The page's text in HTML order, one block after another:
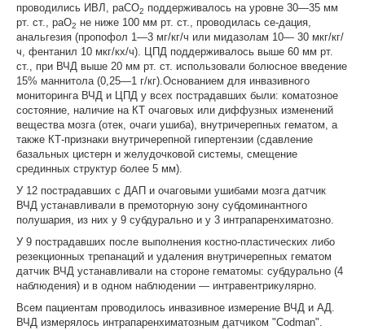
проводились ИВЛ, раСО2 поддерживалось на уровне 30—35 мм
рт. ст., раO2 не ниже 100 мм рт. ст., проводилась се-дация,
анальгезия (пропофол 1—3 мг/кг/ч или мидазолам 10— 30 мкг/кг/
ч, фентанил 10 мкг/кх/ч). ЦПД поддерживалось выше 60 мм рт.
ст., при ВЧД выше 20 мм рт. ст. использовали болюсное введение
15% маннитола (0,25—1 г/кг).Основанием для инвазивного
мониторинга ВЧД и ЦПД у всех пострадавших были: коматозное
состояние, наличие на КТ очаговых или диффузных изменений
вещества мозга (отек, очаги ушиба), внутричерепных гематом, а
также КТ-признаки внутричерепной гипертензии (сдавление
базальных цистерн и желудочковой системы, смещение
срединных структур более 5 мм).
У 12 пострадавших с ДАП и очаговыми ушибами мозга датчик
ВЧД устанавливали в премоторную зону субдоминантного
полушария, из них у 9 субдурально и у 3 интрапаренхиматозно.
У 9 пострадавших после выполнения костно-пластических либо
резекционных трепанаций и удаления внутричерепных гематом
датчик ВЧД устанавливали на стороне гематомы: субдурально (4
наблюдения) и в одном наблюдении — интравентрикулярно.
Всем пациентам проводилось инвазивное измерение ВЧД и АД.
ВЧД измерялось интрапаренхиматозным датчиком "Codman".